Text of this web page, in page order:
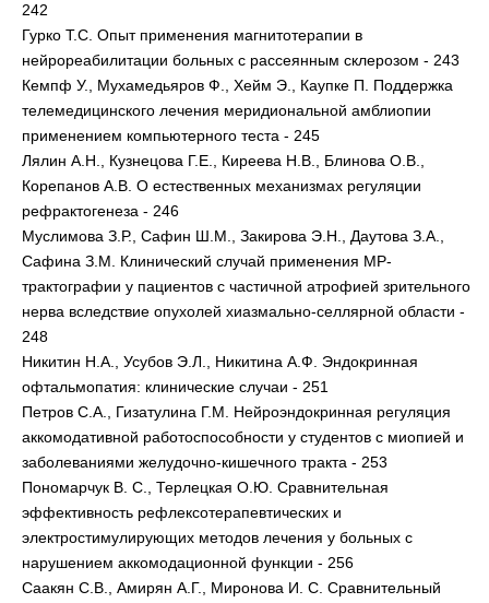
242
Гурко Т.С. Опыт применения магнитотерапии в
нейрореабилитации больных с рассеянным склерозом - 243
Кемпф У., Мухамедьяров Ф., Хейм Э., Каупке П. Поддержка
телемедицинского лечения меридиональной амблиопии
применением компьютерного теста - 245
Лялин А.Н., Кузнецова Г.Е., Киреева Н.В., Блинова О.В.,
Корепанов А.В. О естественных механизмах регуляции
рефрактогенеза - 246
Муслимова З.Р., Сафин Ш.М., Закирова Э.Н., Даутова З.А.,
Сафина З.М. Клинический случай применения МР-
трактографии у пациентов с частичной атрофией зрительного
нерва вследствие опухолей хиазмально-селлярной области -
248
Никитин Н.А., Усубов Э.Л., Никитина А.Ф. Эндокринная
офтальмопатия: клинические случаи - 251
Петров С.А., Гизатулина Г.М. Нейроэндокринная регуляция
аккомодативной работоспособности у студентов с миопией и
заболеваниями желудочно-кишечного тракта - 253
Пономарчук В. С., Терлецкая О.Ю. Сравнительная
эффективность рефлексотерапевтических и
электростимулирующих методов лечения у больных с
нарушением аккомодационной функции - 256
Саакян С.В., Амирян А.Г., Миронова И. С. Сравнительный